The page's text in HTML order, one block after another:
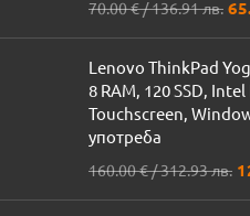
70.00€/ 136.91 лв.
Lenovo ThinkPad
8 RAM, 120 SSD,
Touchscreen,
употреба
160.00€/ 312.93 лв.